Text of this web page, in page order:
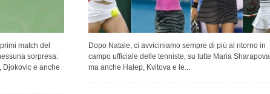
match del
sorpresa:
Djokovic e anche
Dopo Natale, ci avviciniamo sempre di più al ritorno in
campo ufficiale delle tenniste, su tutte Maria Sharapova
ma anche Halep, Kvitova e le...